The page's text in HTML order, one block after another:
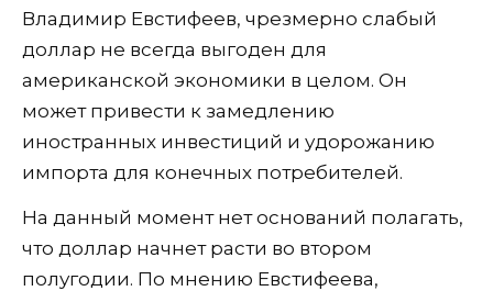
Владимир Евстифеев, чрезмерно слабый
доллар не всегда выгоден для
американской экономики в целом. Он
может привести к замедлению
иностранных инвестиций и удорожанию
импорта для конечных потребителей.
На данный момент нет оснований полагать,
что доллар начнет расти во втором
полугодии. По мнению Евстифеева,